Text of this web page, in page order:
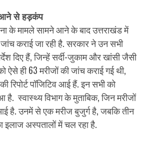
आने से हड़कंप
के मामले सामने आने के बाद उत्तराखंड में
जांच कराई जा रही है. सरकार ने उन सभी
दिए हैं, जिन्हें सर्दी-जुकाम और खांसी जैसी
ऐसे ही 63 मरीजों की जांच कराई गई थी,
रिपोर्ट पॉजिटिव आई हैं. इन सभी को
स्वास्थ्य विभाग के मुताबिक, जिन मरीजों
आई है. उनमें से एक मरीज बुजुर्ग है, जबकि तीन
अस्पतालों में चल रहा है.